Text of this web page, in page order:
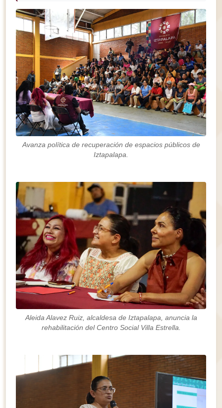
Avanza política de recuperación de espacios públicos de
Iztapalapa.
Aleida Alavez Ruiz, alcaldesa de Iztapalapa, anuncia la
rehabilitación del Centro Social Villa Estrella.